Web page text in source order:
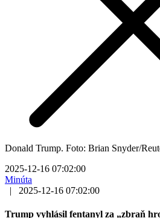
Donald Trump. Foto: Brian Snyder/
2025-12-16 07:02:00
Minúta
|
2025-12-16 07:02:00
Trump vyhlásil fentanyl za „zbraň